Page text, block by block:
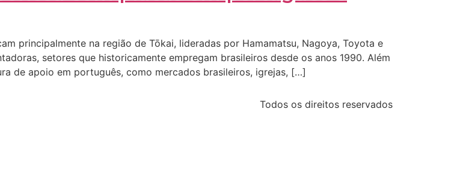
principalmente na região de Tōkai, lideradas por Hamamatsu, Nagoya, Toyota e
setores que historicamente empregam brasileiros desde os anos 1990. Além
de apoio em português, como mercados brasileiros, igrejas, […]
Todos os direitos reservados